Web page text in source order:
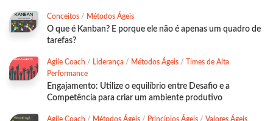
Conceitos / Métodos Ágeis
O que é Kanban? E porque ele não é apenas um quadro de
tarefas?
Agile Coach / Liderança / Métodos Ágeis / Times de Alta
Performance
Engajamento: Utilize o equilíbrio entre Desafio e a
Competência para criar um ambiente produtivo
Agile Coach / Métodos Ágeis / Princípios Ágeis / Valores Ágeis